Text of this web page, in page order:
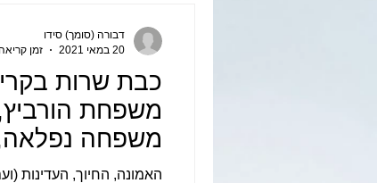
כבת שרות
משפחת
משפחה
הרגשה של בית.
האמונה, החיוך, העדינות
דבורה (סומך) סידו
20 במאי 2021
זמן קריאה 1